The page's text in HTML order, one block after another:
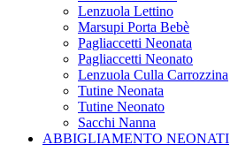
Lenzuola Lettino
Marsupi Porta Bebè
Pagliaccetti Neonata
Pagliaccetti Neonato
Lenzuola Culla Carrozzina
Tutine Neonata
Tutine Neonato
Sacchi Nanna
ABBIGLIAMENTO NEONATI